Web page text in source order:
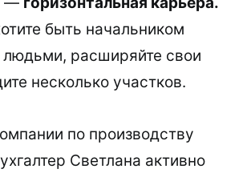
быть начальником
людьми, расширяйте свои
несколько участков.
по производству
Светлана активно